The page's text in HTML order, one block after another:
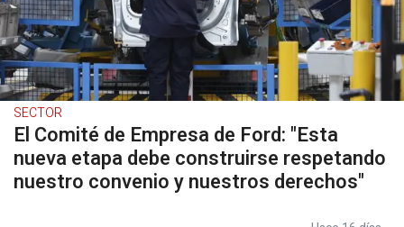
SECTOR
El Comité de Empresa de Ford: "Esta
nueva etapa debe construirse respetando
nuestro convenio y nuestros derechos"